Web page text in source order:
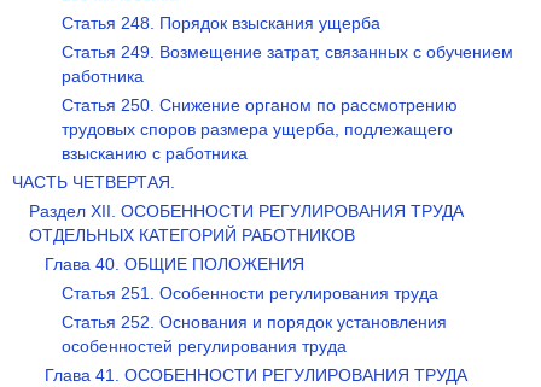
Статья 248. Порядок взыскания ущерба
Статья 249. Возмещение затрат, связанных с обучением
работника
Статья 250. Снижение органом по рассмотрению
трудовых споров размера ущерба, подлежащего
взысканию с работника
ЧАСТЬ ЧЕТВЕРТАЯ.
Раздел XII. ОСОБЕННОСТИ РЕГУЛИРОВАНИЯ ТРУДА
ОТДЕЛЬНЫХ КАТЕГОРИЙ РАБОТНИКОВ
Глава 40. ОБЩИЕ ПОЛОЖЕНИЯ
Статья 251. Особенности регулирования труда
Статья 252. Основания и порядок установления
особенностей регулирования труда
Глава 41. ОСОБЕННОСТИ РЕГУЛИРОВАНИЯ ТРУДА